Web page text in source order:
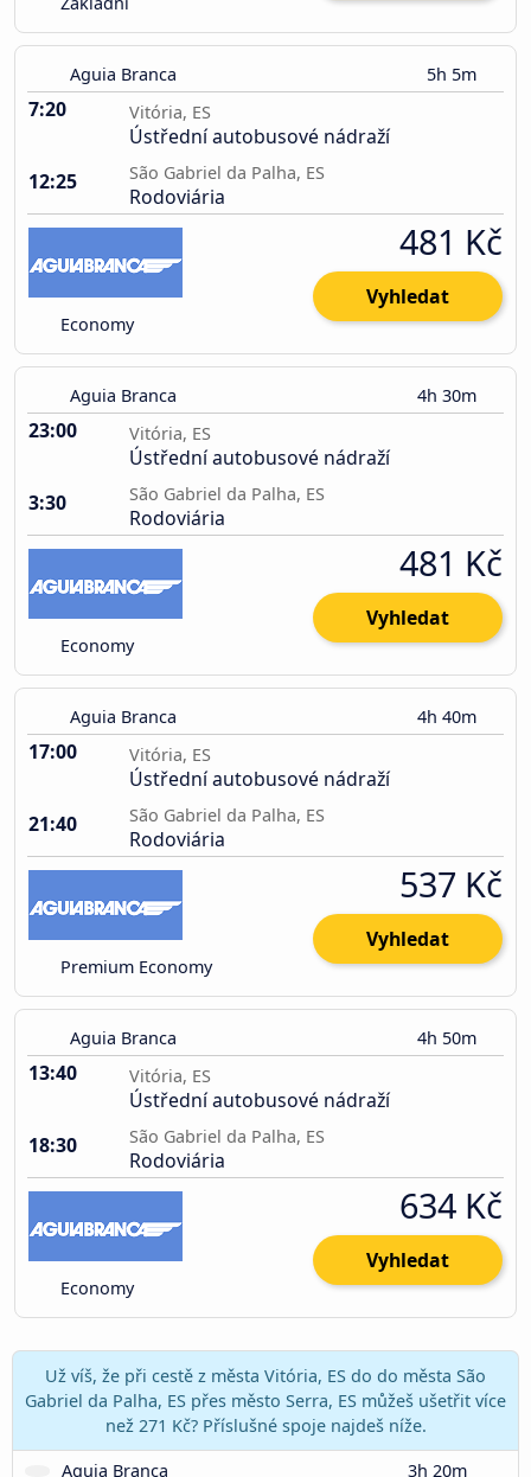
Aguia Branca 5h 5m
7:20 Vitória, ES
Ústřední autobusové nádraží
12:25
São Gabriel da Palha, ES
Rodoviária
Economy
481 Kč
Vyhledat
Aguia Branca 4h 30m
23:00 Vitória, ES
Ústřední autobusové nádraží
3:30
São Gabriel da Palha, ES
Rodoviária
Economy
481 Kč
Vyhledat
Aguia Branca 4h 40m
17:00 Vitória, ES
Ústřední autobusové nádraží
21:40
São Gabriel da Palha, ES
Rodoviária
Premium Economy
537 Kč
Vyhledat
Aguia Branca 4h 50m
13:40 Vitória, ES
Ústřední autobusové nádraží
18:30
São Gabriel da Palha, ES
Rodoviária
Economy
634 Kč
Vyhledat
Už víš, že při cestě z města Vitória, ES do do města São
Gabriel da Palha, ES přes město Serra, ES můžeš ušetřit více
než 271 Kč? Příslušné spoje najdeš níže.
Aguia Branca
3h 20m